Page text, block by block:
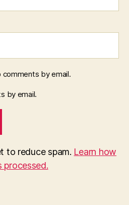
by email.
by email.
to reduce spam. Learn how
processed.